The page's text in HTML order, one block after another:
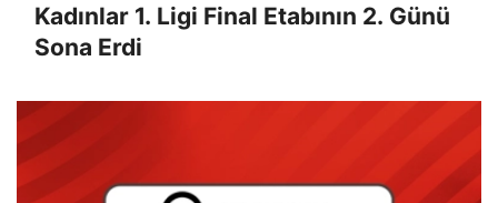
Kadınlar 1. Ligi Final Etabının 2. Günü
Sona Erdi